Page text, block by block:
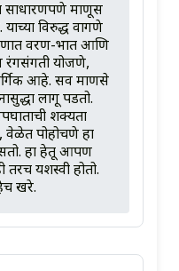
माणूस
विरुद्ध वागणे
वरण-भात आणि
रंगसंगती योजणे,
आहे. सर्व माणसे
लागू पडतो.
शक्यता
वेळेत पोहोचणे हा
हा हेतू आपण
तरच यशस्वी होतो.
खरे.